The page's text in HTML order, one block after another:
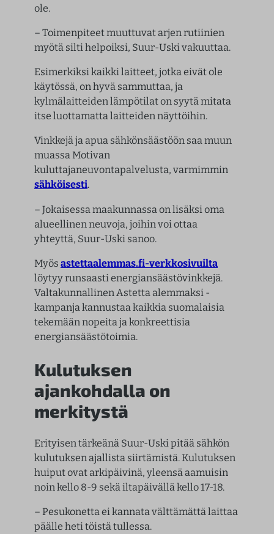
ole.
– Toimenpiteet muuttuvat arjen rutiinien
myötä silti helpoiksi, Suur-Uski vakuuttaa.
Esimerkiksi kaikki laitteet, jotka eivät ole
käytössä, on hyvä sammuttaa, ja
kylmälaitteiden lämpötilat on syytä mitata
itse luottamatta laitteiden näyttöihin.
Vinkkejä ja apua sähkönsäästöön saa muun
muassa Motivan
kuluttajaneuvontapalvelusta, varmimmin
sähköisesti.
– Jokaisessa maakunnassa on lisäksi oma
alueellinen neuvoja, joihin voi ottaa
yhteyttä, Suur-Uski sanoo.
Myös astettaalemmas.fi-verkkosivuilta
löytyy runsaasti energiansäästövinkkejä.
Valtakunnallinen Astetta alemmaksi -
kampanja kannustaa kaikkia suomalaisia
tekemään nopeita ja konkreettisia
energiansäästötoimia.
Kulutuksen
ajankohdalla on
merkitystä
Erityisen tärkeänä Suur-Uski pitää sähkön
kulutuksen ajallista siirtämistä. Kulutuksen
huiput ovat arkipäivinä, yleensä aamuisin
noin kello 8-9 sekä iltapäivällä kello 17-18.
– Pesukonetta ei kannata välttämättä laittaa
päälle heti töistä tullessa.